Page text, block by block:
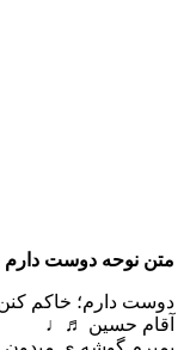
متن نوحه دوست دارم
دوست دارم؛ خاکم
آقام حسین ♬♩